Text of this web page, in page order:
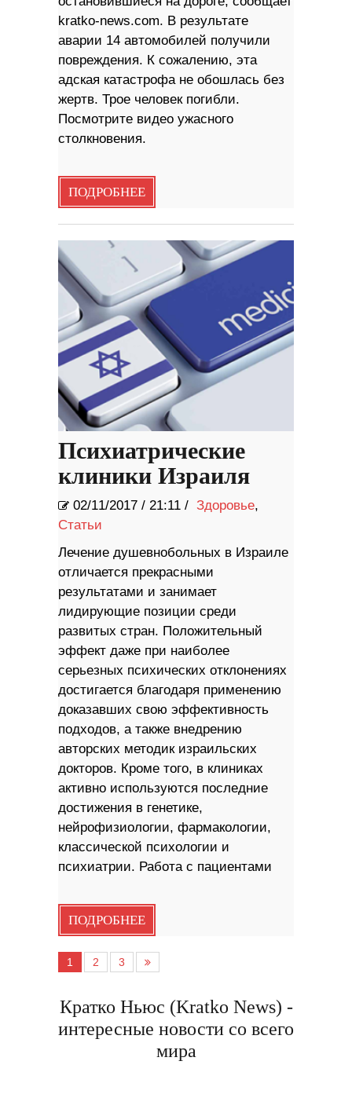
kratko-news.com. В результате
аварии 14 автомобилей получили
повреждения. К сожалению, эта
адская катастрофа не обошлась без
жертв. Трое человек погибли.
Посмотрите видео ужасного
столкновения.
ПОДРОБНЕЕ
Психиатрические
клиники Израиля
02/11/2017 / 21:11 / Здоровье,
Статьи
Лечение душевнобольных в Израиле
отличается прекрасными
результатами и занимает
лидирующие позиции среди
развитых стран. Положительный
эффект даже при наиболее
серьезных психических отклонениях
достигается благодаря применению
доказавших свою эффективность
подходов, а также внедрению
авторских методик израильских
докторов. Кроме того, в клиниках
активно используются последние
достижения в генетике,
нейрофизиологии, фармакологии,
классической психологии и
психиатрии. Работа с пациентами
ПОДРОБНЕЕ
1 2 3
Кратко Ньюс (Kratko News) -
интересные новости со всего
мира